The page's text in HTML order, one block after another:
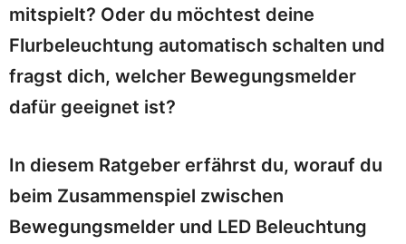
mitspielt? Oder du möchtest deine
Flurbeleuchtung automatisch schalten und
fragst dich, welcher Bewegungsmelder
dafür geeignet ist?
In diesem Ratgeber erfährst du, worauf du
beim Zusammenspiel zwischen
Bewegungsmelder und LED Beleuchtung